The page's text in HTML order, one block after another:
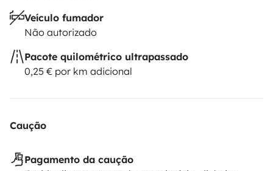
Veículo fumador
Não autorizado
Pacote quilométrico ultrapassado
0,25 € por km adicional
Caução
Pagamento da caução